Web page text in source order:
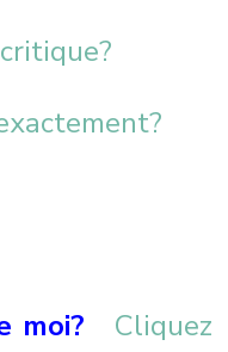
moi?
Cliquez